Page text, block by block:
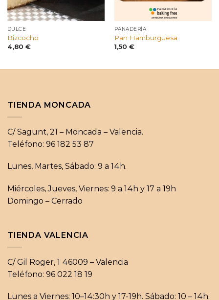
DULCE
Bizcocho
4,80 €
PANADERÍA
Pan Hamburguesa
1,50 €
TIENDA MONCADA
C/ Sagunt, 21 – Moncada – Valencia.
Teléfono: 96 182 53 87
Lunes, Martes, Sábado: 9 a 14h.
Miércoles, Jueves, Viernes: 9 a 14h y 17 a 19h
Domingo – Cerrado
TIENDA VALENCIA
C/ Gil Roger, 1 46009 – Valencia
Teléfono: 96 022 18 19
Lunes a Viernes: 10–14:30h y 17-19h. Sábado: 10 – 14h.